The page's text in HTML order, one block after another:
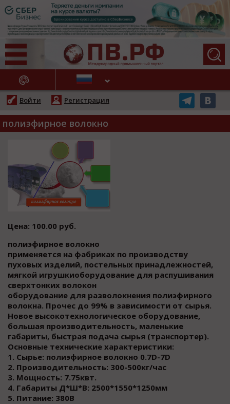
НОВОСТИ
Войти Регистрация
полиэфирное волокно
Цена: 100.00 руб.
полиэфирное волокно
применяется на фабриках по производству
пуховых изделий, постельных принадлежностей,
мягкой игрушкиоборудование для распушивания
сверхтонких волокон
оборудование для разволокнения полиэфирного
волокна. Прочес до 99% в зависимости от сырья.
Новое высокотехнологическое оборудование,
большая производительность, маленькие
габариты, быстрая подача сырья (транспортер).
Основные технические характеристики:
1. Сырье: полиэфирное волокно 0.7D-7D
2. Производительность: 300-500кг/час
3. Мощность: 7.75квт.
4. Габариты Д*Ш*В: 2500*1550*1250мм
5. Питание: 380В